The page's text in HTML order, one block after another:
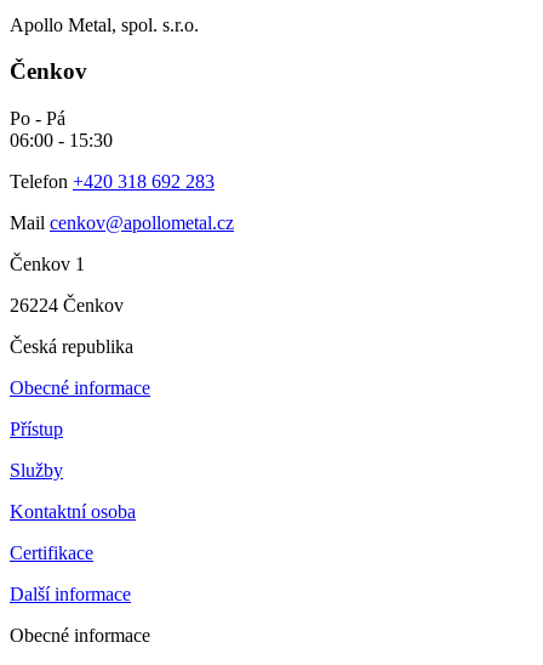
Apollo Metal, spol. s.r.o.
Čenkov
Po - Pá
06:00 - 15:30
Telefon +420 318 692 283
Mail cenkov@apollometal.cz
Čenkov 1
26224 Čenkov
Česká republika
Obecné informace
Přístup
Služby
Kontaktní osoba
Certifikace
Další informace
Obecné informace